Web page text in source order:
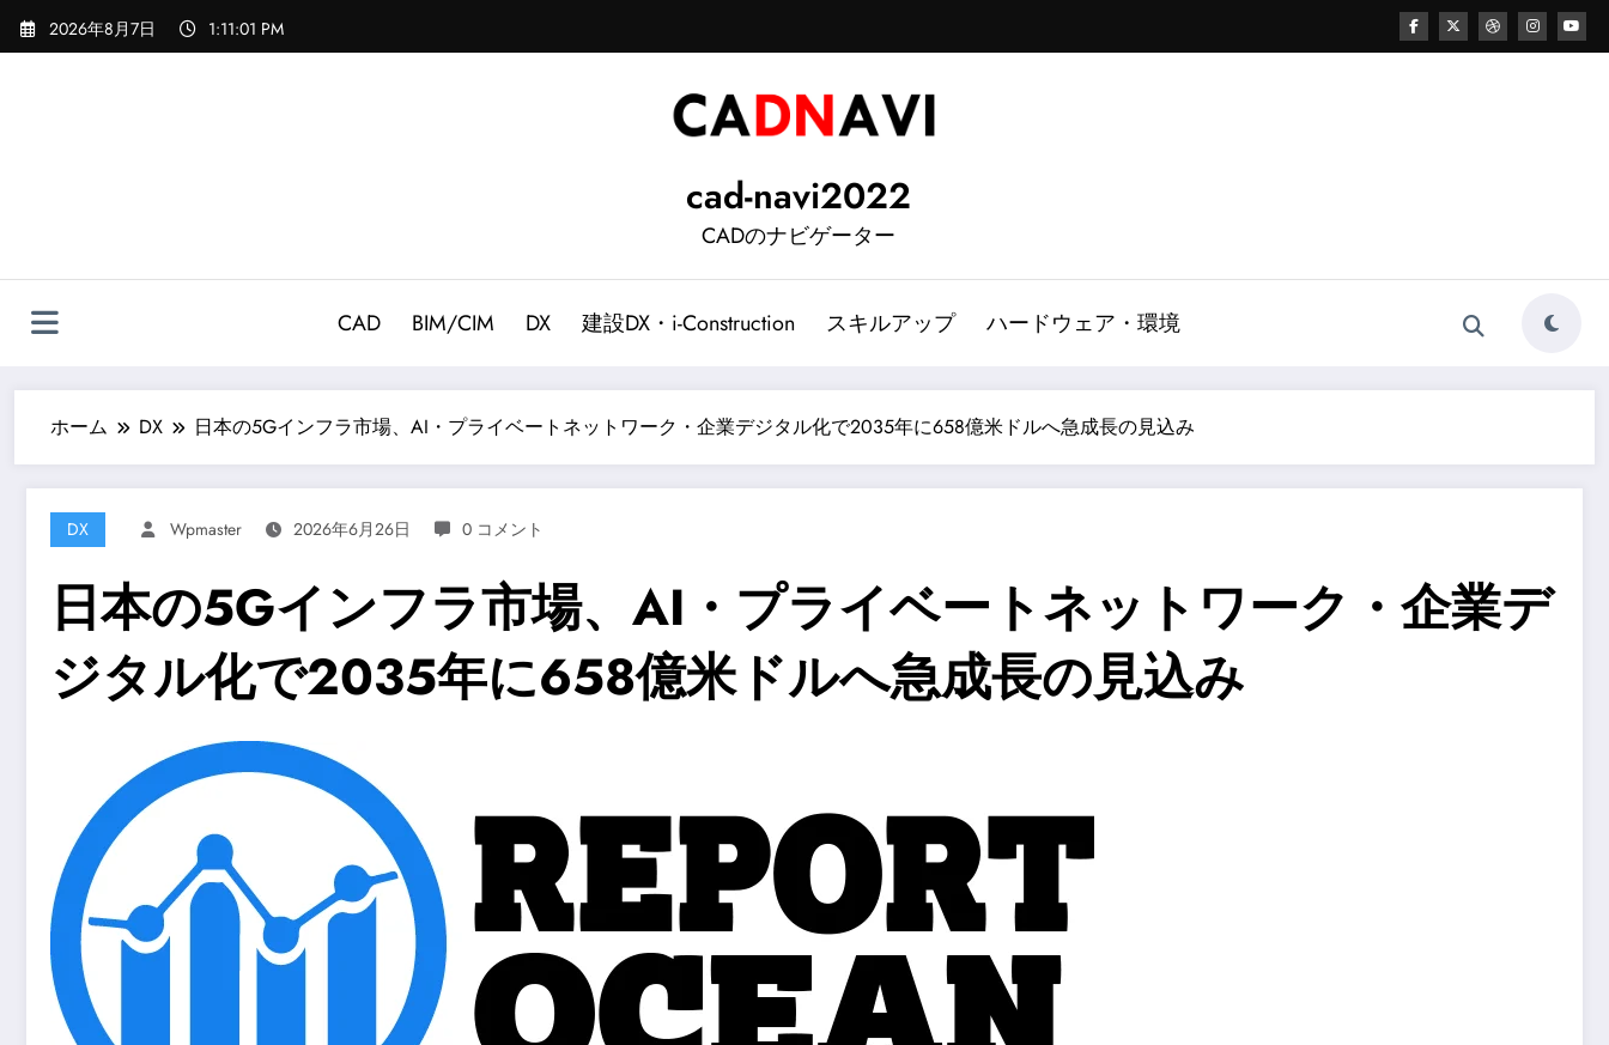
プ
2026年8月7日 1:11:02 PM
cad-navi2022
CADのナビゲーター
CAD BIM/CIM DX 建設DX・i-Construction スキルアップ ハードウェア・環境
ホーム DX 日本の5Gインフラ市場、AI・プライベートネットワーク・企業デジタル化で2035年に658億米ドルへ急成長の見込み
DX Wpmaster 2026年6月26日 0 コメント
日本の5Gインフラ市場、AI・プライベートネットワーク・企業デ
ジタル化で2035年に658億米ドルへ急成長の見込み